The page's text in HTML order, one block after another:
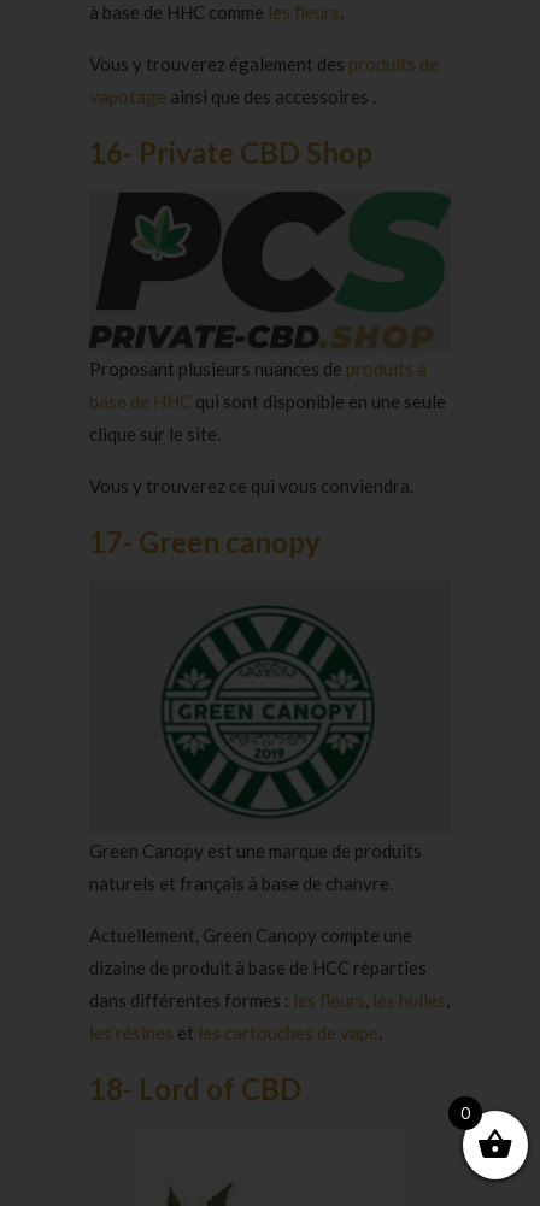
à base de HHC comme les fleurs.
Vous y trouverez également des produits de
vapotage ainsi que des accessoires .
16- Private CBD Shop
Proposant plusieurs nuances de produits à
base de HHC qui sont disponible en une seule
clique sur le site.
Vous y trouverez ce qui vous conviendra.
17- Green canopy
Green Canopy est une marque de produits
naturels et français à base de chanvre.
Actuellement, Green Canopy compte une
dizaine de produit à base de HCC réparties
dans différentes formes : les fleurs, les huiles,
les résines et les cartouches de vape.
18- Lord of CBD
0